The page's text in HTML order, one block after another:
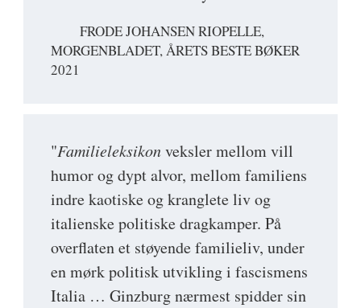
FRODE JOHANSEN RIOPELLE,
MORGENBLADET, ÅRETS BESTE BØKER
2021
"Familieleksikonveksler mellom vill
humor og dypt alvor, mellom familiens
indre kaotiske og kranglete liv og
italienske politiske dragkamper. På
overflaten et støyende familieliv, under
en mørk politisk utvikling i fascismens
Italia … Ginzburg nærmest spidder sin